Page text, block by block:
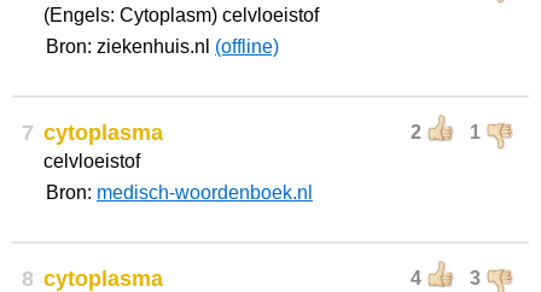
(Engels: Cytoplasm) celvloeistof
Bron: ziekenhuis.nl (offline)
7 2 1
cytoplasma
celvloeistof
Bron: medisch-woordenboek.nl
8 4 3
cytoplasma